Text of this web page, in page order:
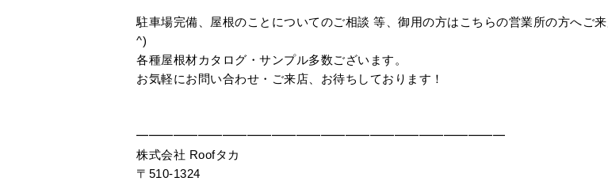
駐車場完備、屋根のことについてのご相談 等、御用の方はこちらの営業所の方へご
^)
各種屋根材カタログ・サンプル多数ございます。
お気軽にお問い合わせ・ご来店、お待ちしております！
━━━━━━━━━━━━━━━━━━━━━━━━━━━━━━
株式会社 Roofタカ
〒510-1324